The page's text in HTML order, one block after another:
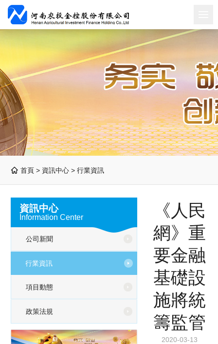
首頁 > 資訊中心 >行業資訊
資訊中心
Information Center
公司新聞
行業資訊
項目動態
政策法規
《人民
網》重
要金融
基礎設
施將統
籌監管
2020-03-13